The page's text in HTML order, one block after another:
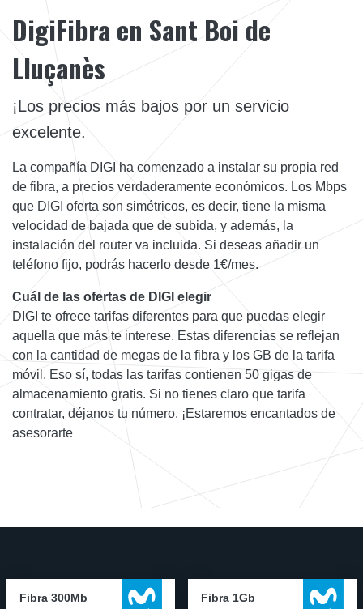
DigiFibra en Sant Boi de
Lluçanès
¡Los precios más bajos por un servicio
excelente.
La compañía DIGI ha comenzado a instalar su propia red
de fibra, a precios verdaderamente económicos. Los Mbps
que DIGI oferta son simétricos, es decir, tiene la misma
velocidad de bajada que de subida, y además, la
instalación del router va incluida. Si deseas añadir un
teléfono fijo, podrás hacerlo desde 1€/mes.
Cuál de las ofertas de DIGI elegir
DIGI te ofrece tarifas diferentes para que puedas elegir
aquella que más te interese. Estas diferencias se reflejan
con la cantidad de megas de la fibra y los GB de la tarifa
móvil. Eso sí, todas las tarifas contienen 50 gigas de
almacenamiento gratis. Si no tienes claro que tarifa
contratar, déjanos tu número. ¡Estaremos encantados de
asesorarte
Fibra 300Mb Fibra 1Gb